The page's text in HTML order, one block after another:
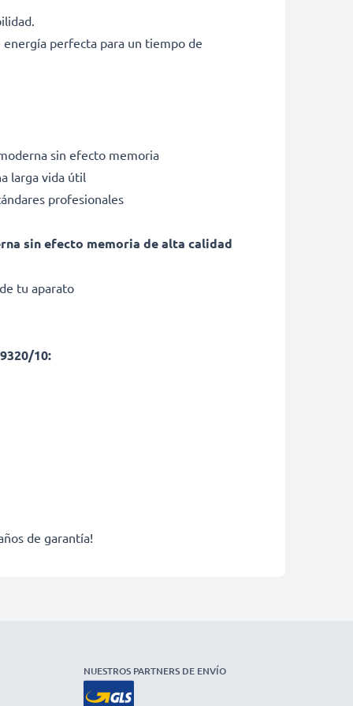
perfecta para un tiempo de
sin efecto memoria
larga vida útil
profesionales
sin efecto memoria de alta calidad
tu aparato
10:
de garantía!
NUESTROS PARTNERS DE ENVÍO